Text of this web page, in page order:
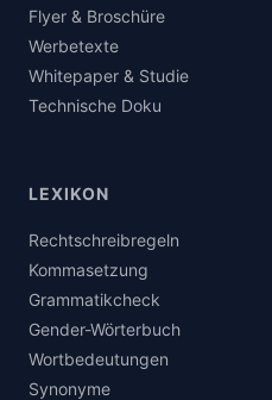
Flyer & Broschüre
Werbetexte
Whitepaper & Studie
Technische Doku
LEXIKON
Rechtschreibregeln
Kommasetzung
Grammatikcheck
Gender-Wörterbuch
Wortbedeutungen
Synonyme